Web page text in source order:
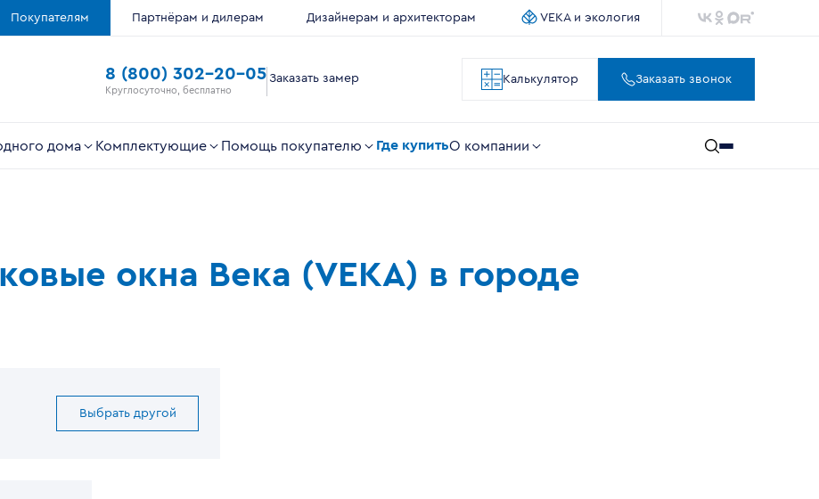
Покупателям Партнёрам и дилерам Дизайнерам и архитекторам VEKA и экология
8 (800) 302-20-05
Круглосуточно, бесплатно
Заказать замер Калькулятор Заказать звонок
дома Комплектующие Помощь покупателю Где купитьО компании
окна Века (VEKA) в городе
Выбрать другой